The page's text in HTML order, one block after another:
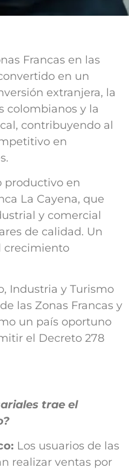
Cita
Francas en las
en un
extranjera, la
colombianos y la
contribuyendo al
en
productivo en
La Cayena, que
y comercial
de calidad. Un
crecimiento
Industria y Turismo
las Zonas Francas y
un país oportuno
el Decreto 278
trae el
Los usuarios de las
realizar ventas por